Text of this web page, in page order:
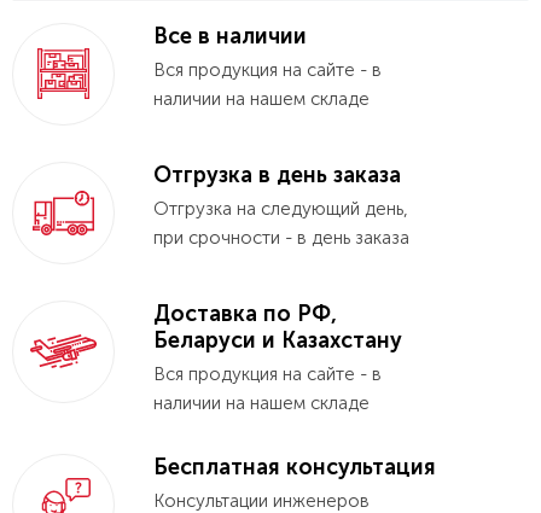
Все в наличии
Вся продукция на сайте - в
наличии на нашем складе
Отгрузка в день заказа
Отгрузка на следующий день,
при срочности - в день заказа
Доставка по РФ,
Беларуси и Казахстану
Вся продукция на сайте - в
наличии на нашем складе
Бесплатная консультация
Консультации инженеров